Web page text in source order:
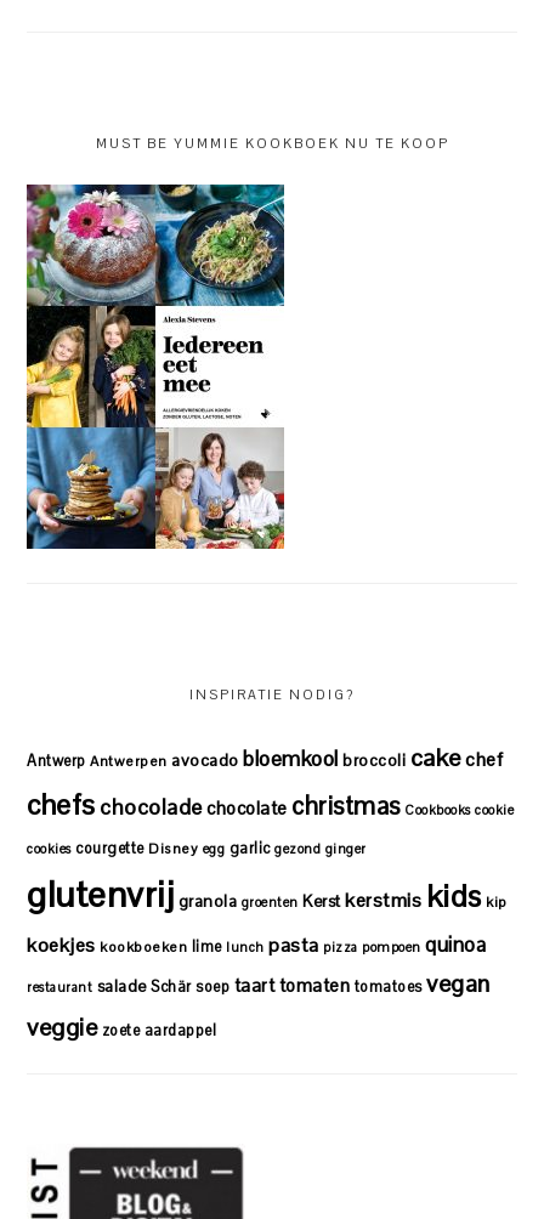
MUST BE YUMMIE KOOKBOEK NU TE KOOP
INSPIRATIE NODIG?
Antwerp Antwerpen avocado bloemkool broccoli cakechef
chefs chocoladechocolate christmas Cookbooks cookie
cookies courgette Disney egg garlic gezond ginger
glutenvrij granola groenten Kerst kerstmis kids kip
koekjes kookboeken lime lunch pasta pizza pompoen quinoa
restaurant salade Schär soep taarttomaten tomatoes vegan
veggie zoete aardappel